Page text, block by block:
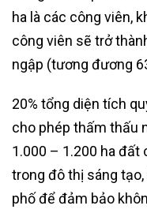
ha là các công viên,
công viên sẽ trở
ngập (tương đương
20% tổng diện tích
cho phép thấm thấu
1.000 – 1.200 ha
trong đô thị sáng
phố để đảm bảo